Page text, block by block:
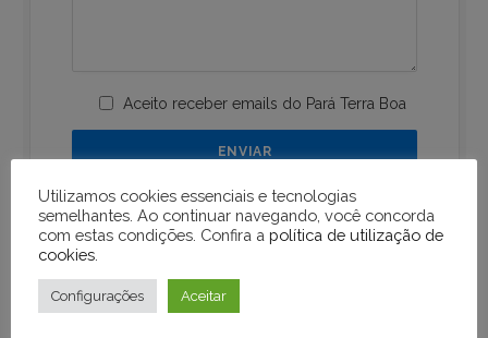
Aceito receber emails do Pará Terra Boa
Publicidade
Utilizamos cookies essenciais e tecnologias
semelhantes. Ao continuar navegando, você concorda
com estas condições. Confira a política de utilização de
cookies
Configurações Aceitar